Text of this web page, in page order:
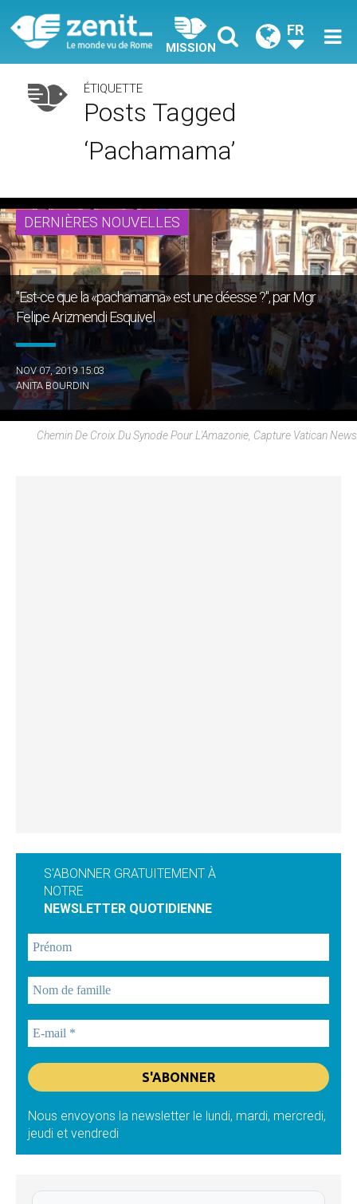
MISSION
FR
ÉTIQUETTE
Posts Tagged
‘pachamama’
DERNIÈRES NOUVELLES
"Est-ce que la «pachamama» est une déesse ?", par Mgr
Felipe Arizmendi Esquivel
NOV 07, 2019 15:03
ANITA BOURDIN
Chemin De Croix Du Synode Pour L'Amazonie, Capture Vatican News
S'ABONNER GRATUITEMENT À
NOTRE
NEWSLETTER QUOTIDIENNE
Nous envoyons la newsletter le lundi, mardi, mercredi,
jeudi et vendredi